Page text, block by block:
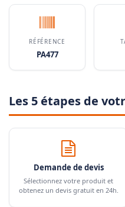
RÉFÉRENCE
PA477
Les 5 étapes de
Demande de devis
Sélectionnez votre produit et
obtenez un devis gratuit en 24h.